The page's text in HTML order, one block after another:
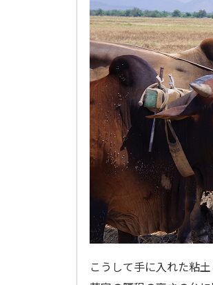
こうして手に入れた粘